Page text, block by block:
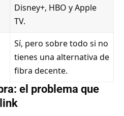
Disney+, HBO y Apple
TV.
Sí, pero sobre todo si no
tienes una alternativa de
fibra decente.
el problema que